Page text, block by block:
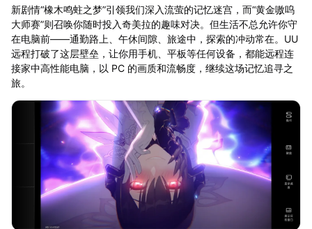
新剧情“橡木鸣蛀之梦”引领我们深入流萤的记忆迷宫，而“黄金嗷呜
大师赛”则召唤你随时投入奇美拉的趣味对决。但生活不总允许你守
在电脑前——通勤路上、午休间隙、旅途中，探索的冲动常在。UU
远程打破了这层壁垒，让你用手机、平板等任何设备，都能远程连
接家中高性能电脑，以 PC 的画质和流畅度，继续这场记忆追寻之
旅。